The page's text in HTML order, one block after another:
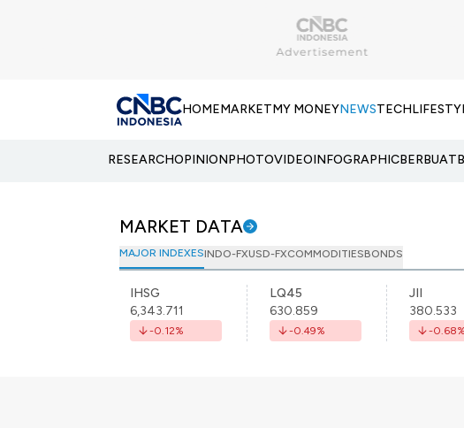
HOMEMARKETMY MONEYNEWSTECH
RESEARCHOPINIONPHOTOVIDEOINFOGRAPHIC
MARKET DATA
MAJOR INDEXESINDO-FXUSD-FXCOMMODITIESBONDS
IHSG
6,343.711
-0.12%
LQ45
630.859
-0.49%
JII
380.533
-0.68%